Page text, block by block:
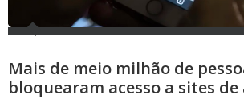
Mais de meio milhão de
bloquearam acesso a sites